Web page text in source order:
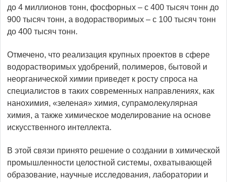
до 4 миллионов тонн, фосфорных – с 400 тысяч тонн до
900 тысяч тонн, а водорастворимых – с 100 тысяч тонн
до 400 тысяч тонн.
Отмечено, что реализация крупных проектов в сфере
водорастворимых удобрений, полимеров, бытовой и
неорганической химии приведет к росту спроса на
специалистов в таких современных направлениях, как
нанохимия, «зеленая» химия, супрамолекулярная
химия, а также химическое моделирование на основе
искусственного интеллекта.
В этой связи принято решение о создании в химической
промышленности целостной системы, охватывающей
образование, научные исследования, лаборатории и